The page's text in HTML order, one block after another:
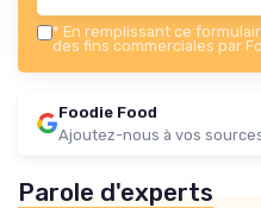
* En remplissant ce
des fins commerciales par
Foodie Food
Ajoutez-nous à vos
Parole d'experts